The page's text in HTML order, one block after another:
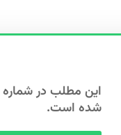
شده است.